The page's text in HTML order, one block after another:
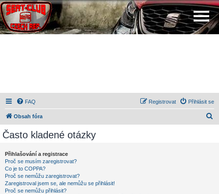
FAQ Přihlásit se
Registrovat
Obsah fóra
Často kladené otázky
Přihlašování a registrace
Proč se musím zaregistrovat?
Co je to COPPA?
Proč se nemůžu zaregistrovat?
Zaregistroval jsem se, ale nemůžu se přihlásit!
Proč se nemůžu přihlásit?